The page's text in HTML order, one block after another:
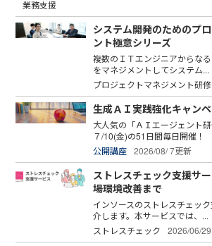
業務支援
システム開発のためのプ
ント極意シリーズ
複数のＩＴエンジニアからな
をマネジメントしてシステム...
プロジェクトマネジメント研修
生成ＡＩ実践強化キャン
大人気の「ＡＩエージェント
７/10(金)の51日間毎日開催！
公開講座 2026/08/ 7更新
ストレスチェック支援サ
場環境改善まで
インソースのストレスチェッ
介します。本サービスでは、...
ストレスチェック
2026/06/